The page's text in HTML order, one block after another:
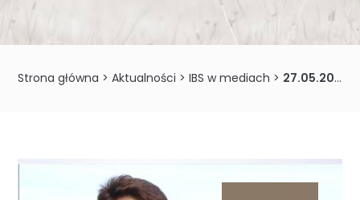
Strona główna >Aktualności >IBS w mediach > 27.05.2021 – Kontrowersje wokół udrożniania koryta rzeki Leśnej w Puszczy Białowieskiej